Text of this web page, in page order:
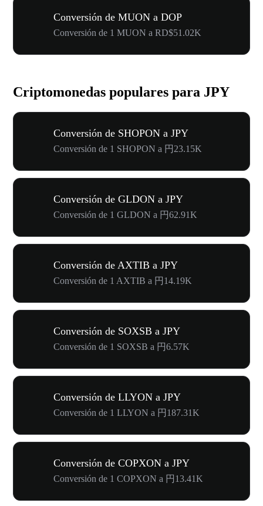
Conversión de MUON a DOP
Conversión de 1 MUON a RD$51.02K
Criptomonedas populares para JPY
Conversión de SHOPON a JPY
Conversión de 1 SHOPON a 円23.15K
Conversión de GLDON a JPY
Conversión de 1 GLDON a 円62.91K
Conversión de AXTIB a JPY
Conversión de 1 AXTIB a 円14.19K
Conversión de SOXSB a JPY
Conversión de 1 SOXSB a 円6.57K
Conversión de LLYON a JPY
Conversión de 1 LLYON a 円187.31K
Conversión de COPXON a JPY
Conversión de 1 COPXON a 円13.41K